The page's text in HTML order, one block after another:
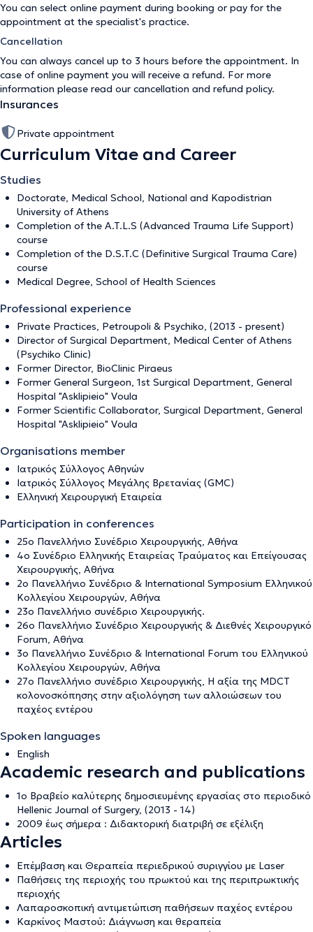
You can select online payment during booking or pay for the
appointment at the specialist's practice.
Cancellation
You can always cancel up to 3 hours before the appointment. In
case of online payment you will receive a refund. For more
information please read our cancellation and refund policy.
Insurances
Private appointment
Curriculum Vitae and Career
Studies
Doctorate, Medical School, National and Kapodistrian
University of Athens
Completion of the A.T.L.S (Advanced Trauma Life Support)
course
Completion of the D.S.T.C (Definitive Surgical Trauma Care)
course
Medical Degree, School of Health Sciences
Professional experience
Private Practices, Petroupoli & Psychiko, (2013 - present)
Director of Surgical Department, Medical Center of Athens
(Psychiko Clinic)
Former Director, BioClinic Piraeus
Former General Surgeon, 1st Surgical Department, General
Hospital "Asklipieio" Voula
Former Scientific Collaborator, Surgical Department, General
Hospital "Asklipieio" Voula
Organisations member
Ιατρικός Σύλλογος Αθηνών
Ιατρικός Σύλλογος Μεγάλης Βρετανίας (GMC)
Ελληνική Χειρουργική Εταιρεία
Participation in conferences
25o Πανελλήνιο Συνέδριο Χειρουργικής, Αθήνα
4ο Συνέδριο Ελληνικής Εταιρείας Τραύματος και Επείγουσας
Χειρουργικής, Αθήνα
2ο Πανελλήνιο Συνέδριο & International Symposium Ελληνικού
Κολλεγίου Χειρουργών, Αθήνα
23ο Πανελλήνιο συνέδριο Χειρουργικής.
26ο Πανελλήνιο Συνέδριο Χειρουργικής & Διεθνές Χειρουργικό
Forum, Αθήνα
3ο Πανελλήνιο Συνέδριο & International Forum του Ελληνικού
Κολλεγίου Χειρουργών, Αθήνα
27ο Πανελλήνιο συνέδριο Χειρουργικής, Η αξία της MDCT
κολονοσκόπησης στην αξιολόγηση των αλλοιώσεων του
παχέος εντέρου
Spoken languages
English
Academic research and publications
1ο Βραβείο καλύτερης δημοσιευμένης εργασίας στο περιοδικό
Hellenic Journal of Surgery, (2013 - 14)
2009 έως σήμερα : Διδακτορική διατριβή σε εξέλιξη
Articles
Επέμβαση και Θεραπεία περιεδρικού συριγγίου με Laser
Παθήσεις της περιοχής του πρωκτού και της περιπρωκτικής
περιοχής
Λαπαροσκοπική αντιμετώπιση παθήσεων παχέος εντέρου
Καρκίνος Μαστού: Διάγνωση και θεραπεία